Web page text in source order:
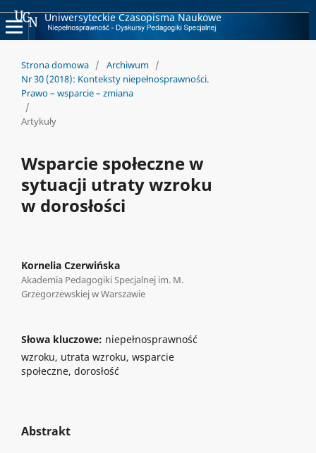
Uniwersyteckie Czasopisma Naukowe
Strona domowa / Archiwum /
Nr 30 (2018): Konteksty niepełnosprawności.
Prawo – wsparcie – zmiana
/
Artykuły
Wsparcie społeczne w
sytuacji utraty wzroku
w dorosłości
Kornelia Czerwińska
Akademia Pedagogiki Specjalnej im. M.
Grzegorzewskiej w Warszawie
Słowa kluczowe: niepełnosprawność
wzroku, utrata wzroku, wsparcie
społeczne, dorosłość
Abstrakt